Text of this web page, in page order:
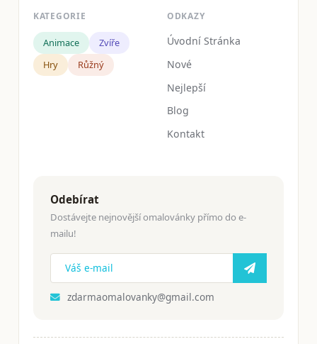
KATEGORIE
Animace
Zvíře
Hry
Růžný
ODKAZY
Úvodní Stránka
Nové
Nejlepší
Blog
Kontakt
Odebírat
Dostávejte nejnovější omalovánky přímo do e-
mailu!
zdarmaomalovanky@gmail.com